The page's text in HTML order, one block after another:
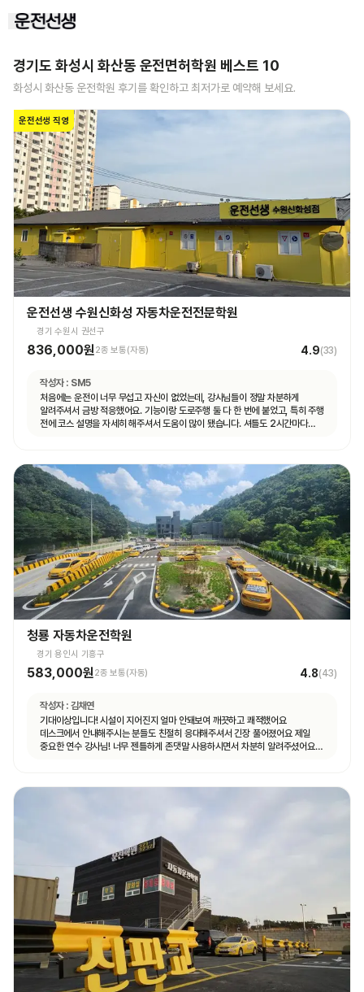
경기도 화성시 화산동 운전면허학원 베스트 10
화성시 화산동 운전학원 후기를 확인하고 최저가로 예약해 보세요.
운전선생 직영
운전선생 수원신화성 자동차운전전문학원
경기 수원시 권선구
836,000원2종 보통(자동) 4.9(33)
작성자 : SM5
처음에는 운전이 너무 무섭고 자신이 없었는데, 강사님들이 정말 차분하게
알려주셔서 금방 적응했어요. 기능이랑 도로주행 둘 다 한 번에 붙었고, 특히 주행
전에 코스 설명을 자세히 해주셔서 도움이 많이 됐습니다. 셔틀도 2시간마다
청룡 자동차운전학원
경기 용인시 기흥구
583,000원2종 보통(자동) 4.8(43)
작성자 : 김채연
기대이상입니다! 시설이 지어진지 얼마 안돼보여 깨끗하고 쾌적했어요
데스크에서 안내해주시는 분들도 친절히 응대해주셔서 긴장 풀어졌어요 제일
중요한 연수 강사님! 너무 젠틀하게 존댓말 사용하시면서 차분히 알려주셨어요